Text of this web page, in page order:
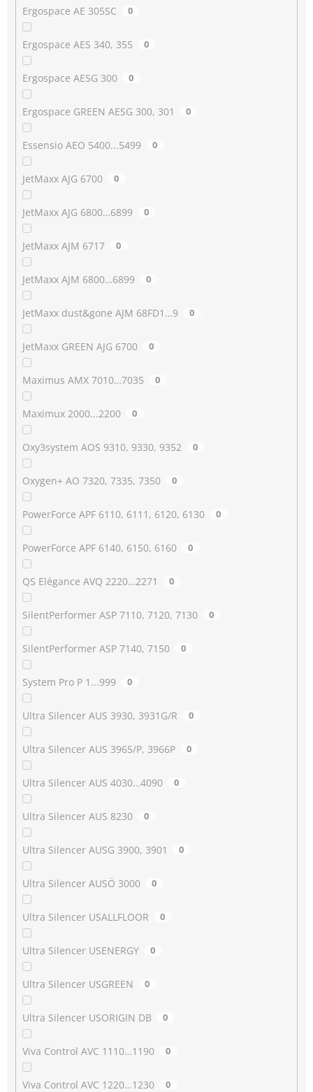
Ergospace AE 305SC 0
Ergospace AES 340, 355 0
Ergospace AESG 300 0
Ergospace GREEN AESG 300, 301 0
Essensio AEO 5400...5499 0
JetMaxx AJG 6700 0
JetMaxx AJG 6800…6899 0
JetMaxx AJM 6717 0
JetMaxx AJM 6800…6899 0
JetMaxx dust&gone AJM 68FD1…9 0
JetMaxx GREEN AJG 6700 0
Maximus AMX 7010…7035 0
Maximux 2000...2200 0
Oxy3system AOS 9310, 9330, 9352 0
Oxygen+ AO 7320, 7335, 7350 0
PowerForce APF 6110, 6111, 6120, 6130 0
PowerForce APF 6140, 6150, 6160 0
QS Elégance AVQ 2220…2271 0
SilentPerformer ASP 7110, 7120, 7130 0
SilentPerformer ASP 7140, 7150 0
System Pro P 1...999 0
Ultra Silencer AUS 3930, 3931G/R 0
Ultra Silencer AUS 3965/P, 3966P 0
Ultra Silencer AUS 4030…4090 0
Ultra Silencer AUS 8230 0
Ultra Silencer AUSG 3900, 3901 0
Ultra Silencer AUSÖ 3000 0
Ultra Silencer USALLFLOOR 0
Ultra Silencer USENERGY 0
Ultra Silencer USGREEN 0
Ultra Silencer USORIGIN DB 0
Viva Control AVC 1110…1190 0
Viva Control AVC 1220…1230 0